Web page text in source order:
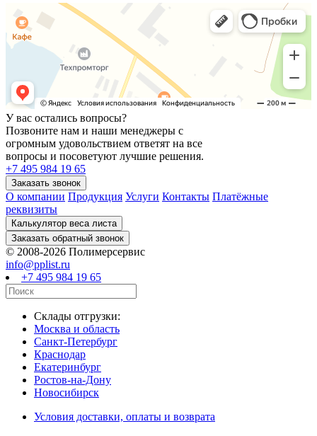
У вас остались вопросы?
Позвоните нам и наши менеджеры с
огромным удовольствием ответят на все
вопросы и посоветуют лучшие решения.
+7 495 984 19 65
О компании Продукция Услуги Контакты Платёжные
реквизиты
© 2008-2026 Полимерсервис
info@pplist.ru
+7 495 984 19 65
Склады отгрузки:
Москва и область
Санкт-Петербург
Краснодар
Екатеринбург
Ростов-на-Дону
Новосибирск
Условия доставки, оплаты и возврата